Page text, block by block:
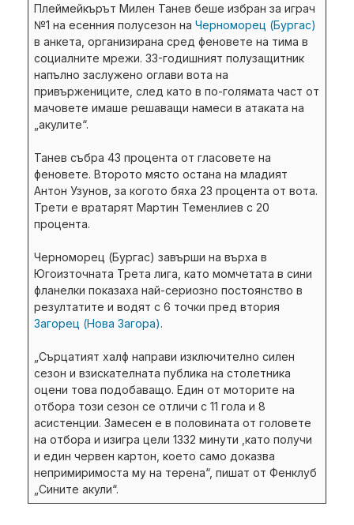
Плеймейкърът Милен Танев беше избран за играч
№1 на есенния полусезон на Черноморец (Бургас)
в анкета, организирана сред феновете на тима в
социалните мрежи. 33-годишният полузащитник
напълно заслужено оглави вота на
привържениците, след като в по-голямата част от
мачовете имаше решаващи намеси в атаката на
„акулите“.
Танев събра 43 процента от гласовете на
феновете. Второто място остана на младият
Антон Узунов, за когото бяха 23 процента от вота.
Трети е вратарят Мартин Теменлиев с 20
процента.
Черноморец (Бургас) завърши на върха в
Югоизточната Трета лига, като момчетата в сини
фланелки показаха най-сериозно постоянство в
резултатите и водят с 6 точки пред втория
Загорец (Нова Загора).
„Сърцатият халф направи изключително силен
сезон и взискателната публика на столетника
оцени това подобаващо. Един от моторите на
отбора този сезон се отличи с 11 гола и 8
асистенции. Замесен е в половината от головете
на отбора и изигра цели 1332 минути ,като получи
и един червен картон, което само доказва
непримиримоста му на терена“, пишат от Фенклуб
„Сините акули“.